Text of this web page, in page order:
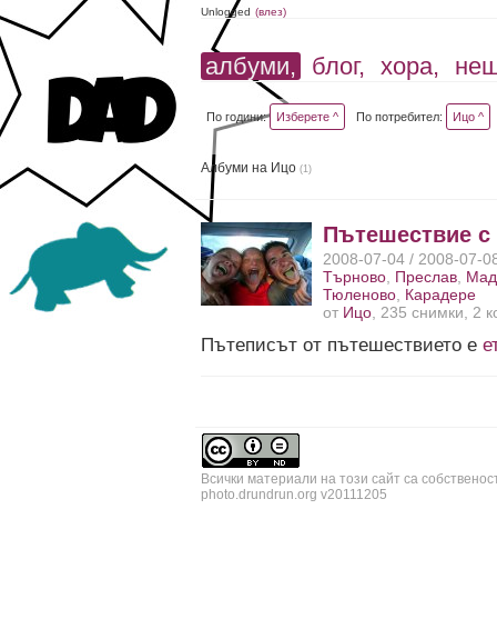
Unlogged (влез)
албуми, блог, хора,
По години: Изберете ^ По потребител: Ицо ^
Албуми на Ицо(1)
Пътешествие с
2008-07-04 / 2008-07-
Търново Преслав
Тюленово Карадере
от Ицо , 235 снимки, 2
Пътеписът от пътешествието е
Всички материали на този сайт са
photo.drundrun.org v20111205